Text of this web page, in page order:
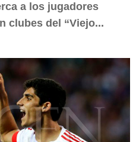
a los jugadores
clubes del “Viejo...